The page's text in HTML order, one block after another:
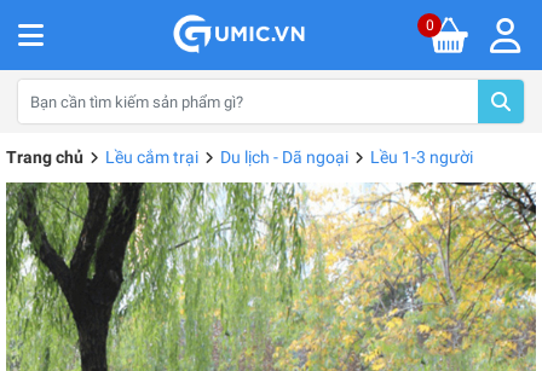
0
Trang chủ Lều cắm trại Du lịch - Dã ngoại Lều 1-3 người